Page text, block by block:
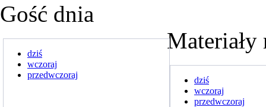
Gość dnia
dziś
wczoraj
przedwczoraj
Materiały
dziś
wczoraj
przedwczoraj